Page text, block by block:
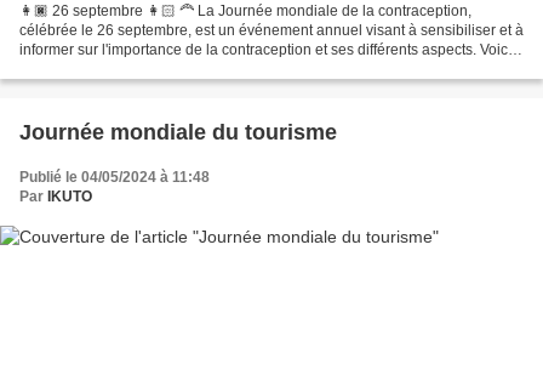
👩🏿 26 septembre 👩🏻 🦰 La Journée mondiale de la contraception,
célébrée le 26 septembre, est un événement annuel visant à sensibiliser et à
informer sur l'importance de la contraception et ses différents aspects. Voici
Journée mondiale du tourisme
Publié le 04/05/2024 à 11:48
Par IKUTO